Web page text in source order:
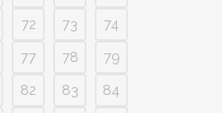
72 73
74
77 78
79
82 83
84